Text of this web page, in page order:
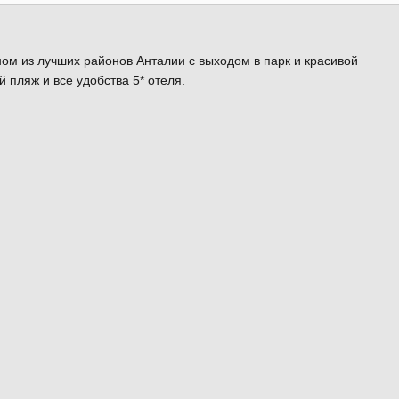
из лучших районов Анталии с выходом в парк и красивой
и все удобства 5* отеля.